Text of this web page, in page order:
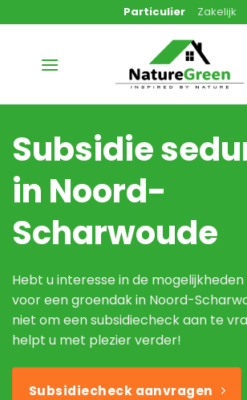
naar
Particulier Zakelijk
Subsidie
in Noord-
Scharwoude
Hebt u interesse in de
voor een groendak in Noord-
niet om een subsidiecheck aan te
helpt u met plezier verder!
Subsidiecheck aanvragen